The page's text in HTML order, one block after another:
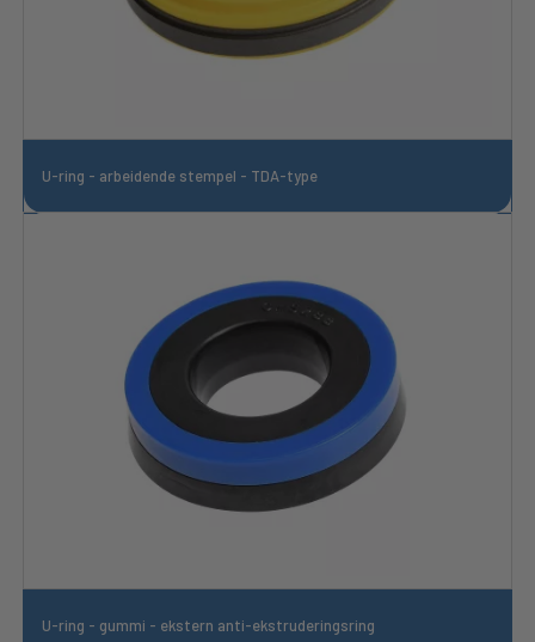
U-ring - arbeidende stempel - TDA-type
U-ring - gummi - ekstern anti-ekstruderingsring